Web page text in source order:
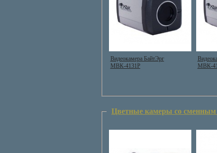
Видеокамера БайтЭрг
МВК-4131Р
МВК-
Цветные камеры со сменным